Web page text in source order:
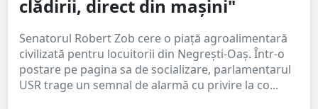
clădirii, direct din mașini"
Senatorul Robert Zob cere o piață agroalimentară
civilizată pentru locuitorii din Negrești-Oaș. Într-o
postare pe pagina sa de socializare, parlamentarul
USR trage un semnal de alarmă cu privire la co...